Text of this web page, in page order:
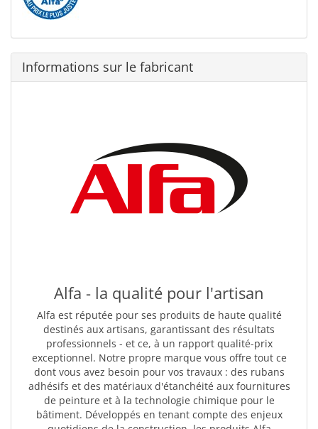
Informations sur le fabricant
Alfa - la qualité pour l'artisan
Alfa est réputée pour ses produits de haute qualité
destinés aux artisans, garantissant des résultats
professionnels - et ce, à un rapport qualité-prix
exceptionnel. Notre propre marque vous offre tout ce
dont vous avez besoin pour vos travaux : des rubans
adhésifs et des matériaux d'étanchéité aux fournitures
de peinture et à la technologie chimique pour le
bâtiment. Développés en tenant compte des enjeux